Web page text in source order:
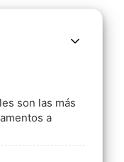
son las más
a